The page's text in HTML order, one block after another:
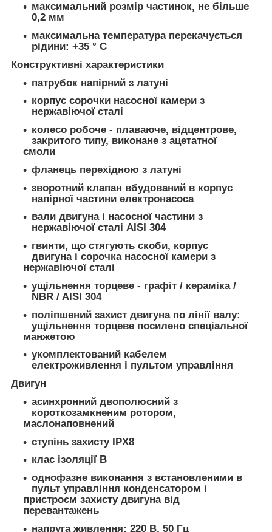
максимальний розмір частинок, не більше
0,2 мм
максимальна температура перекачується
рідини: +35 ° С
Конструктивні характеристики
патрубок напірний з латуні
корпус сорочки насосної камери з
нержавіючої сталі
колесо робоче - плаваюче, відцентрове,
закритого типу, виконане з ацетатної
смоли
фланець перехідною з латуні
зворотний клапан вбудований в корпус
напірної частини електронасоса
вали двигуна і насосної частини з
нержавіючої сталі AISI 304
гвинти, що стягують скоби, корпус
двигуна і сорочка насосної камери з
нержавіючої сталі
ущільнення торцеве - графіт / кераміка /
NBR / AISI 304
поліпшений захист двигуна по лінії валу:
ущільнення торцеве посилено спеціальної
манжетою
укомплектований кабелем
електроживлення і пультом управління
Двигун
асинхронний двополюсний з
короткозамкненим ротором,
маслонаповнений
ступінь захисту IPХ8
клас ізоляції В
однофазне виконання з встановленими в
пульт управління конденсатором і
пристроєм захисту двигуна від
перевантажень
напруга живлення: 220 В, 50 Гц